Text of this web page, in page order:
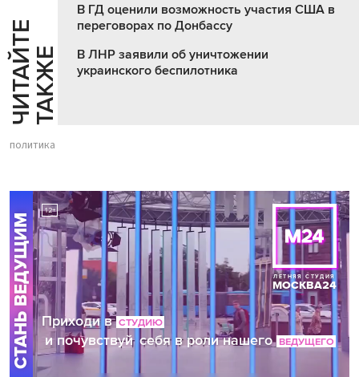
Ч
И
Т
АЙ
Т
Е
Т
А
К
ЖЕ
В ГД оценили возможность участия США в
переговорах по Донбассу
В ЛНР заявили об уничтожении
украинского беспилотника
политика